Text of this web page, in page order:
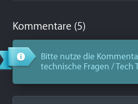
Kommentare (5)
Bitte nutze die
technische Fragen /